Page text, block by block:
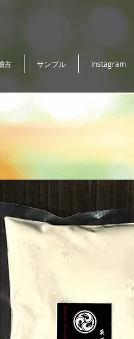
古 サンプル Instagram